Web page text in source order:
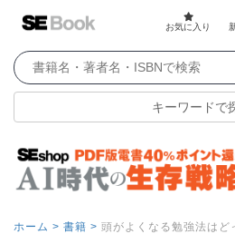
お気に入り
キーワードで
ホーム > 書籍 > 頭がよくなる勉強法はど